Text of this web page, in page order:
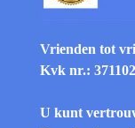
Vrienden tot
Kvk nr.:
U kunt